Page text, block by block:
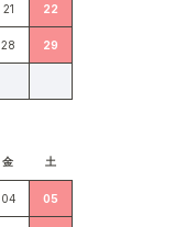
21 22
28 29
金 土
04 05